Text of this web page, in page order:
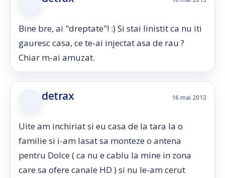
Bine bre, ai "dreptate"! :) Si stai linistit ca nu iti
gauresc casa, ce te-ai injectat asa de rau ?
Chiar m-ai amuzat.
detrax 16 mai 2013
Uite am inchiriat si eu casa de la tara la o
familie si i-am lasat sa monteze o antena
pentru Dolce ( ca nu e cablu la mine in zona
care sa ofere canale HD ) si nu le-am cerut